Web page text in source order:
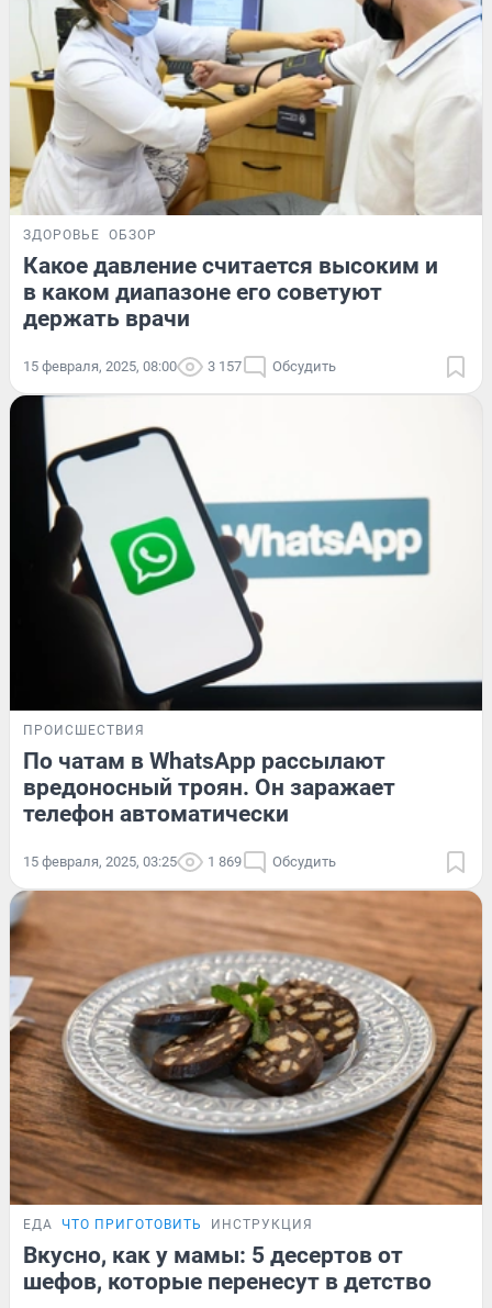
ЗДОРОВЬЕ ОБЗОР
Какое давление считается высоким и
в каком диапазоне его советуют
держать врачи
15 февраля, 2025, 08:00 3 157 Обсудить
ПРОИСШЕСТВИЯ
По чатам в WhatsApp рассылают
вредоносный троян. Он заражает
телефон автоматически
15 февраля, 2025, 03:25 1 869 Обсудить
ЕДА ЧТО ПРИГОТОВИТЬ ИНСТРУКЦИЯ
Вкусно, как у мамы: 5 десертов от
шефов, которые перенесут в детство